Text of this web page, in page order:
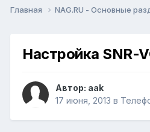
Главная NAG.RU - Основные
Настройка SNR-
Автор: aak
17 июня, 2013 в